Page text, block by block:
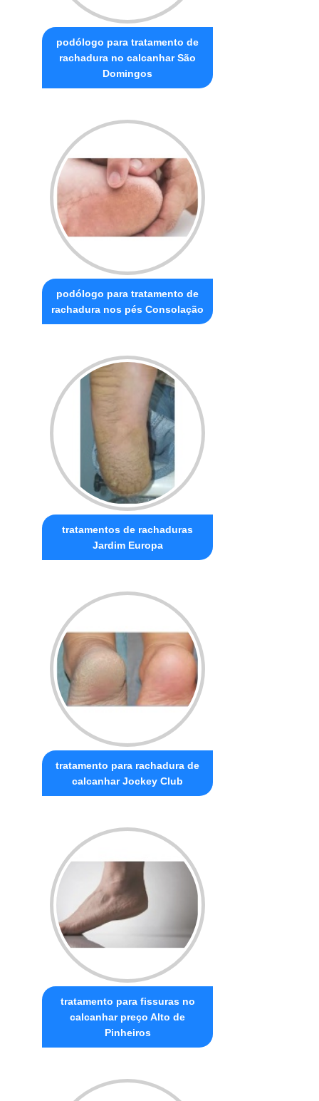
podólogo para tratamento de
rachadura no calcanhar São
Domingos
podólogo para tratamento de
rachadura nos pés Consolação
tratamentos de rachaduras
Jardim Europa
tratamento para rachadura de
calcanhar Jockey Club
tratamento para fissuras no
calcanhar preço Alto de
Pinheiros